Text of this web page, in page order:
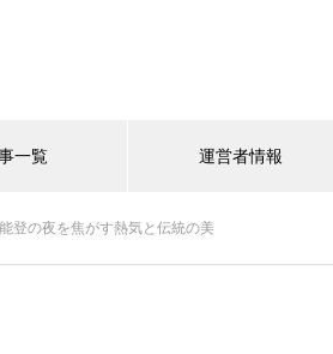
一覧 運営者情報
登の夜を焦がす熱気と伝統の美